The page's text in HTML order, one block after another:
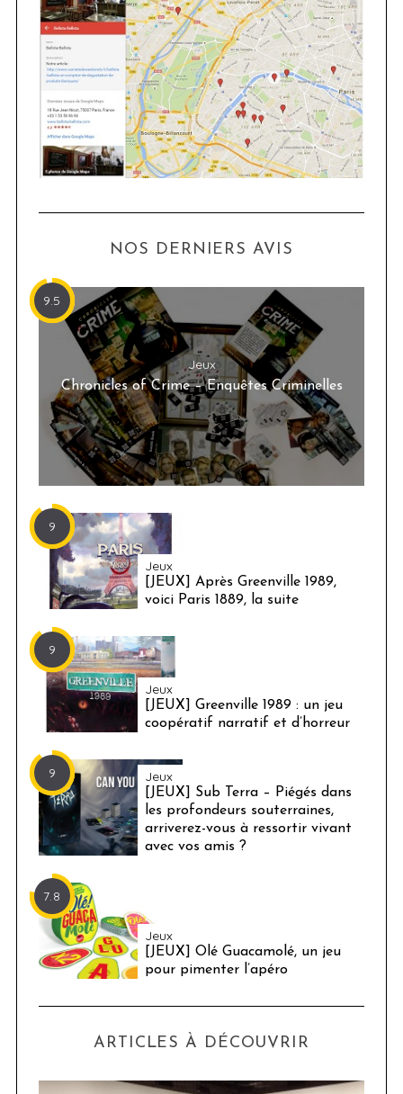
NOS DERNIERS AVIS
9.5
Jeux
Chronicles of Crime – Enquêtes Criminelles
9
Jeux
[JEUX] Après Greenville 1989,
voici Paris 1889, la suite
9
Jeux
[JEUX] Greenville 1989 : un jeu
coopératif narratif et d’horreur
9 Jeux
[JEUX] Sub Terra – Piégés dans
les profondeurs souterraines,
arriverez-vous à ressortir vivant
avec vos amis ?
7.8
Jeux
[JEUX] Olé Guacamolé, un jeu
pour pimenter l’apéro
ARTICLES À DÉCOUVRIR